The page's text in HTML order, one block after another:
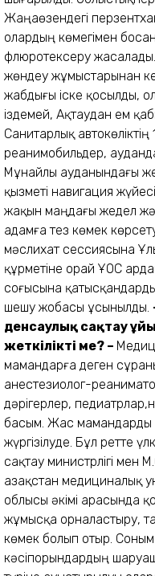
Жаңаөзендегі
олардың көмегімен
флюротексеру
жөндеу жұмыстарынан
жабдығы іске қосылды,
іздемей, Ақтаудан ем
Санитарлық
реанимобильдер,
Мұнайлы ауданындағы
қызметі навигация
жақын маңдағы жедел
адамға тез көмек
мәслихат сессиясына
құрметіне орай ҰОС
соғысына
шешу жобасы ұсынылды.
денсаулық сақтау
жеткілікті ме? –
мамандарға деген
анестезиолог-
дәрігерлер,
басым. Жас мамандарды
жүргізілуде. Бұл ретте
сақтау министрлігі мен
Қазақстан медициналық
облысы әкімі арасында
жұмысқа орналастыру,
көмек болып отыр.
кәсіпорындардың